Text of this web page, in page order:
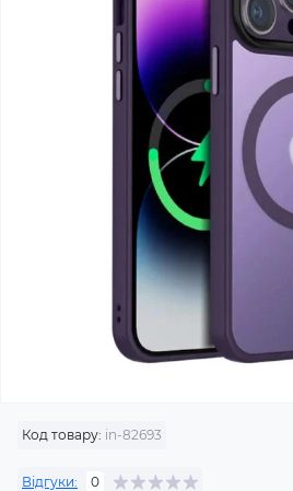
Код товару: in-82693
Відгуки: 0